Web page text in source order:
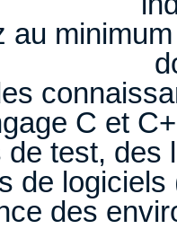
au
C et
test, des
de
des